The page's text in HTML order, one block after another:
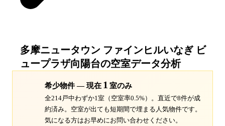
多摩ニュータウン ファインヒルいなぎ ビ
ュープラザ向陽台の空室データ分析
希少物件 — 現在 1 室のみ
全214戸中わずか1室（空室率0.5%）。 直近で8件が成
約済み。空室が出ても短期間で埋まる人気物件です。
気になる方はお早めにお問い合わせください。